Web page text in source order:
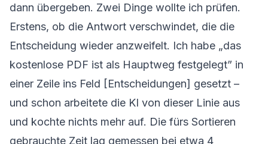
dann übergeben. Zwei Dinge wollte ich prüfen.
Erstens, ob die Antwort verschwindet, die die
Entscheidung wieder anzweifelt. Ich habe „das
kostenlose PDF ist als Hauptweg festgelegt” in
einer Zeile ins Feld [Entscheidungen] gesetzt –
und schon arbeitete die KI von dieser Linie aus
und kochte nichts mehr auf. Die fürs Sortieren
gebrauchte Zeit lag gemessen bei etwa 4